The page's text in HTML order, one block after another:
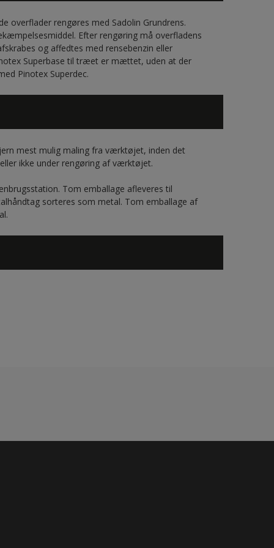
overflader rengøres med Sadolin Grundrens.
Efter rengøring må overfladens
og affedtes med rensebenzin eller
Superbase til træet er mættet, uden at der
Pinotex Superdec.
mest mulig maling fra værktøjet, inden det
ikke under rengøring af værktøjet.
Tom emballage afleveres til
sorteres som metal. Tom emballage af